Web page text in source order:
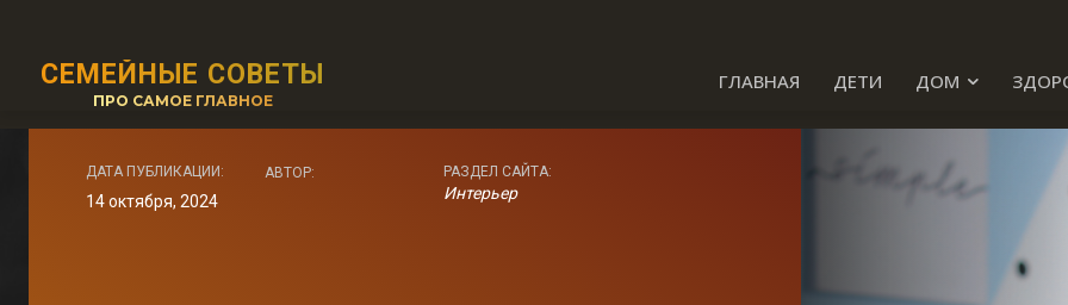
СЕМЕЙНЫЕ СОВЕТЫ
ПРО САМОЕ ГЛАВНОЕ
ГЛАВНАЯ ДЕТИ ДОМ
ДАТА ПУБЛИКАЦИИ:
14 октября, 2024
АВТОР: РАЗДЕЛ САЙТА:
Интерьер